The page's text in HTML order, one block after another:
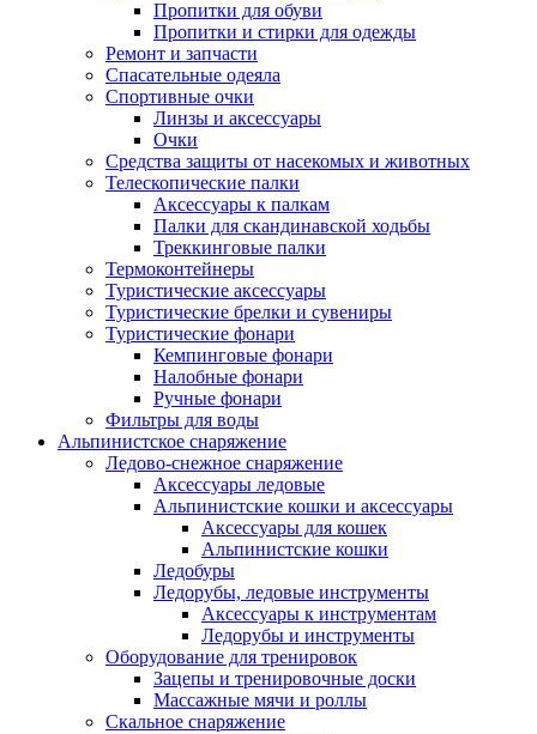
Пропитки для обуви
Пропитки и стирки для одежды
Ремонт и запчасти
Спасательные одеяла
Спортивные очки
Линзы и аксессуары
Очки
Средства защиты от насекомых и животных
Телескопические палки
Аксессуары к палкам
Палки для скандинавской ходьбы
Треккинговые палки
Термоконтейнеры
Туристические аксессуары
Туристические брелки и сувениры
Туристические фонари
Кемпинговые фонари
Налобные фонари
Ручные фонари
Фильтры для воды
Альпинистское снаряжение
Ледово-снежное снаряжение
Аксессуары ледовые
Альпинистские кошки и аксессуары
Аксессуары для кошек
Альпинистские кошки
Ледобуры
Ледорубы, ледовые инструменты
Аксессуары к инструментам
Ледорубы и инструменты
Оборудование для тренировок
Зацепы и тренировочные доски
Массажные мячи и роллы
Скальное снаряжение